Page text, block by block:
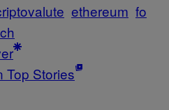
ethereum fo
Top Stories